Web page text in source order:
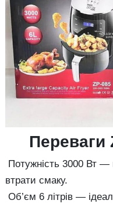
Переваги
Потужність 3000 Вт —
втрати смаку.
Об’єм 6 літрів —